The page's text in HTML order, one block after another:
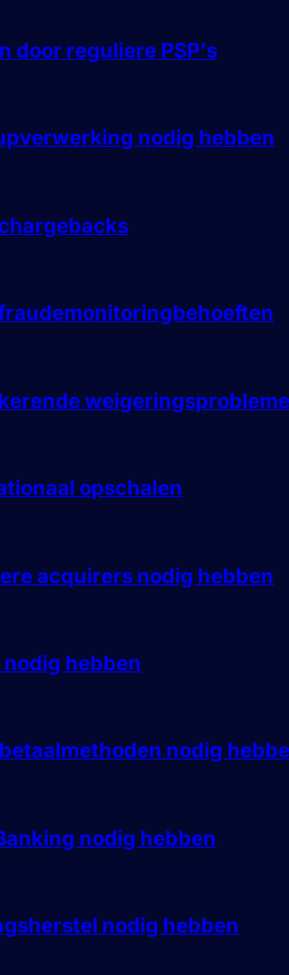
door reguliere PSP's
nodig hebben
opschalen
acquirers nodig hebben
hebben
nodig
nodig hebben
nodig hebben